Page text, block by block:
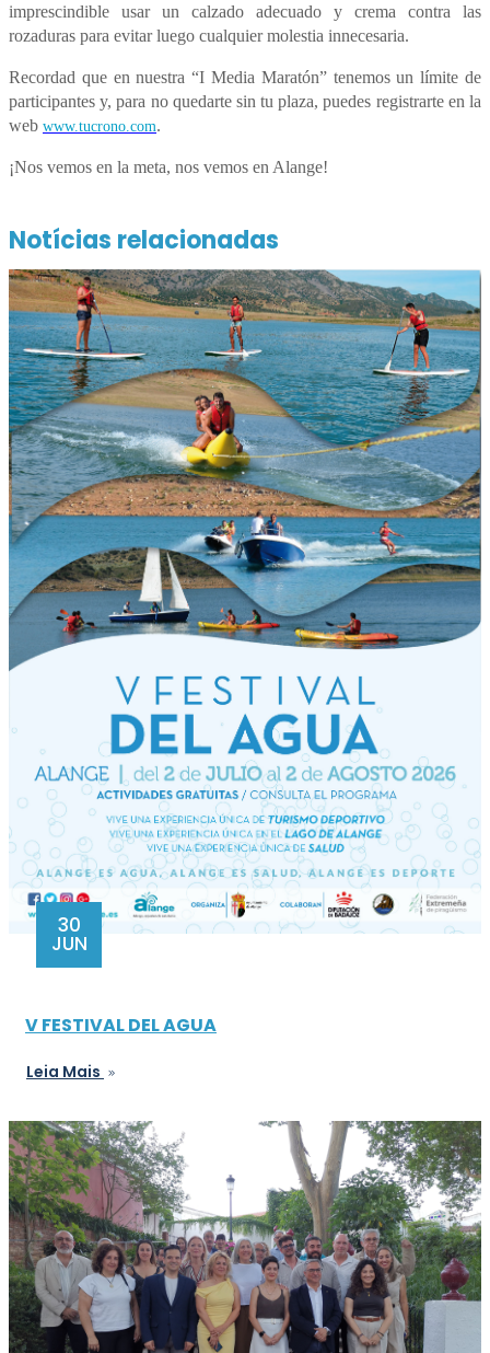
imprescindible usar un calzado adecuado y crema contra las
rozaduras para evitar luego cualquier molestia innecesaria.
Recordad que en nuestra “I Media Maratón” tenemos un límite de
participantes y, para no quedarte sin tu plaza, puedes registrarte en la
web www.tucrono.com.
¡Nos vemos en la meta, nos vemos en Alange!
Notícias relacionadas
30
JUN
V FESTIVAL DEL AGUA
Leia Mais